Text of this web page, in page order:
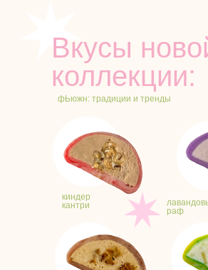
Вкусы
коллекции:
киндер
кантри
раф
фЬюжн: традиции и тренды